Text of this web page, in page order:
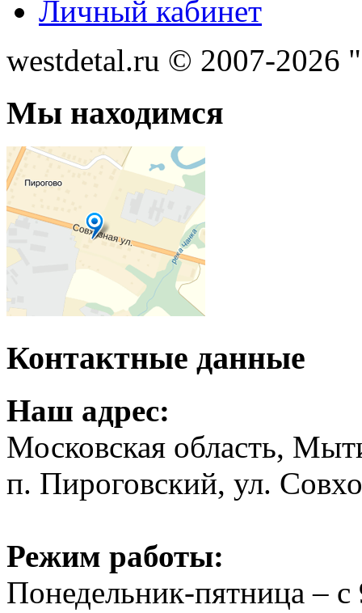
Личный кабинет
westdetal.ru © 2007-2026
Мы находимся
Контактные данные
Наш адрес:
Московская область,
п. Пироговский, ул.
Режим работы:
Понедельник-пятница –